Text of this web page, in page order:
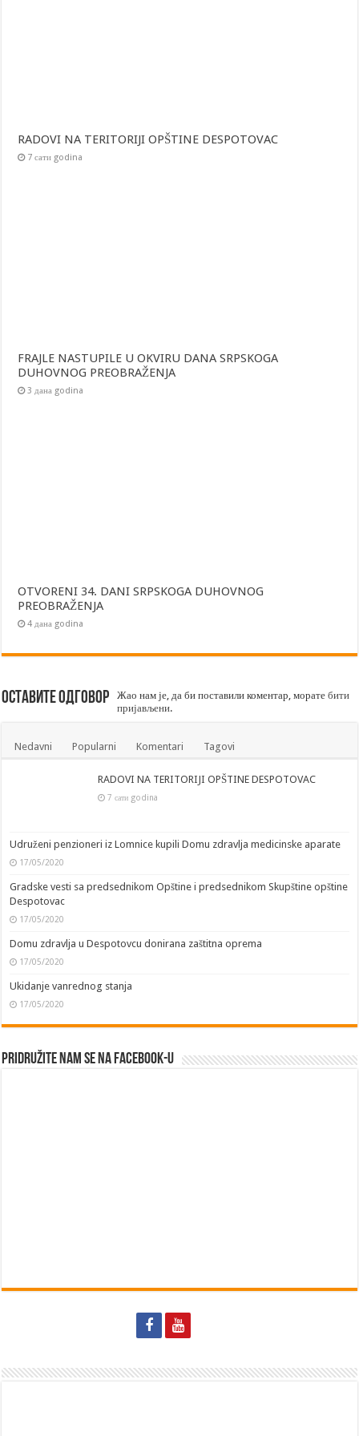
RADOVI NA TERITORIJI OPŠTINE DESPOTOVAC
7 сати godina
FRAJLE NASTUPILE U OKVIRU DANA SRPSKOGA
DUHOVNOG PREOBRAŽENJA
3 дана godina
OTVORENI 34. DANI SRPSKOGA DUHOVNOG
PREOBRAŽENJA
4 дана godina
Оставите одговор Жао нам је, да би поставили коментар, моратебити
пријављени.
Nedavni Popularni Komentari Tagovi
RADOVI NA TERITORIJI OPŠTINE DESPOTOVAC
7 сати godina
Udruženi penzioneri iz Lomnice kupili Domu zdravlja medicinske aparate
17/05/2020
Gradske vesti sa predsednikom Opštine i predsednikom Skupštine opštine
Despotovac
17/05/2020
Domu zdravlja u Despotovcu donirana zaštitna oprema
17/05/2020
Ukidanje vanrednog stanja
17/05/2020
Pridružite nam se na Facebook-u